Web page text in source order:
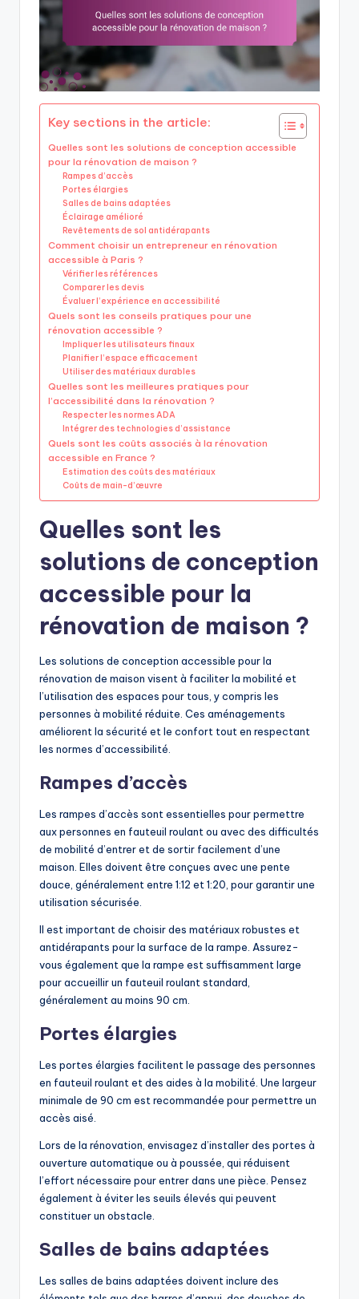
Key sections in the article:
Quelles sont les solutions de conception accessible
pour la rénovation de maison ?
Rampes d’accès
Portes élargies
Salles de bains adaptées
Éclairage amélioré
Revêtements de sol antidérapants
Comment choisir un entrepreneur en rénovation
accessible à Paris ?
Vérifier les références
Comparer les devis
Évaluer l’expérience en accessibilité
Quels sont les conseils pratiques pour une
rénovation accessible ?
Impliquer les utilisateurs finaux
Planifier l’espace efficacement
Utiliser des matériaux durables
Quelles sont les meilleures pratiques pour
l’accessibilité dans la rénovation ?
Respecter les normes ADA
Intégrer des technologies d’assistance
Quels sont les coûts associés à la rénovation
accessible en France ?
Estimation des coûts des matériaux
Coûts de main-d’œuvre
Quelles sont les
solutions de conception
accessible pour la
rénovation de maison ?
Les solutions de conception accessible pour la
rénovation de maison visent à faciliter la mobilité et
l’utilisation des espaces pour tous, y compris les
personnes à mobilité réduite. Ces aménagements
améliorent la sécurité et le confort tout en respectant
les normes d’accessibilité.
Rampes d’accès
Les rampes d’accès sont essentielles pour permettre
aux personnes en fauteuil roulant ou avec des difficultés
de mobilité d’entrer et de sortir facilement d’une
maison. Elles doivent être conçues avec une pente
douce, généralement entre 1:12 et 1:20, pour garantir une
utilisation sécurisée.
Il est important de choisir des matériaux robustes et
antidérapants pour la surface de la rampe. Assurez-
vous également que la rampe est suffisamment large
pour accueillir un fauteuil roulant standard,
généralement au moins 90 cm.
Portes élargies
Les portes élargies facilitent le passage des personnes
en fauteuil roulant et des aides à la mobilité. Une largeur
minimale de 90 cm est recommandée pour permettre un
accès aisé.
Lors de la rénovation, envisagez d’installer des portes à
ouverture automatique ou à poussée, qui réduisent
l’effort nécessaire pour entrer dans une pièce. Pensez
également à éviter les seuils élevés qui peuvent
constituer un obstacle.
Salles de bains adaptées
Les salles de bains adaptées doivent inclure des